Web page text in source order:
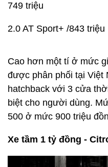
749 triệu
2.0 AT Sport+ /843 triệu